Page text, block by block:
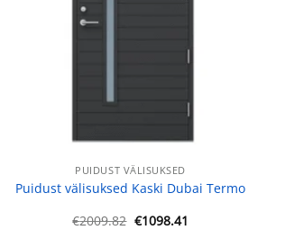
PUIDUST VÄLISUKSED
Puidust välisuksed Kaski Dubai Termo
€2009.82 Algne
€1098.41